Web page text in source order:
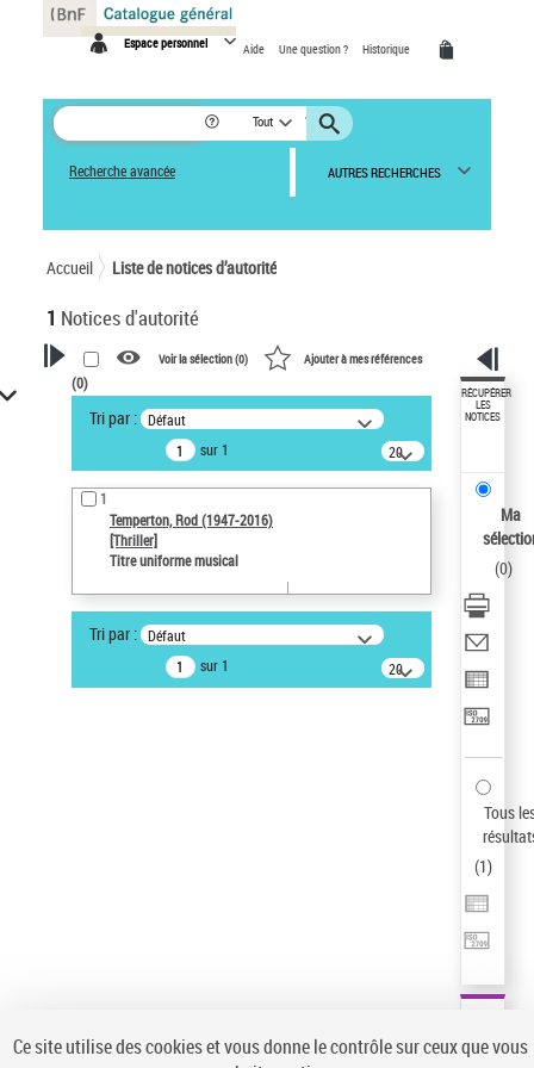
Espace personnel Aide Une question ? Historique
Tout
Recherche avancée AUTRES RECHERCHES
Accueil Liste de notices d’autorité
1 Notices d'autorité
VOTRE RECHERCHE
Recherche avancée dans les
notices d’autorité
Œuvres liées à l'auteur :
Temperton, Rod (1947-2016)
Auteur d’œuvre
Type de notice d'autorité
Voir la sélection (0) Ajouter à mes références
(0)
Tri par : Défaut
sur 1
20
résultats/page
1
Temperton, Rod (1947-2016)
[Thriller]
Titre uniforme musical
Tri par : Défaut
sur 1
20
résultats/page
RÉCUPÉRER
LES
NOTICES
Ma
(0)
Tous
(1)
Panneau de gestion des cookies
Ce site utilise des cookies et vous donne le contrôle sur ceux que vous